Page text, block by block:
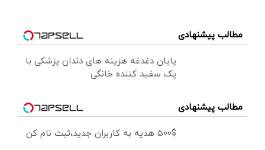
مطالب پیشنهادی
پایان دغدغه هزینه های دندان پزشکی با
پک سفید کننده خانگی
مطالب پیشنهادی
500$ هدیه به کاربران جدید،ثبت نام کن